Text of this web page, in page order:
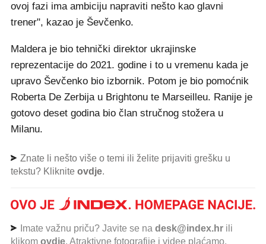
ovoj fazi ima ambiciju napraviti nešto kao glavni
trener", kazao je Ševčenko.
Maldera je bio tehnički direktor ukrajinske
reprezentacije do 2021. godine i to u vremenu kada je
upravo Ševčenko bio izbornik. Potom je bio pomoćnik
Roberta De Zerbija u Brightonu te Marseilleu. Ranije je
gotovo deset godina bio član stručnog stožera u
Milanu.
Znate li nešto više o temi ili želite prijaviti grešku u
tekstu? Kliknite ovdje.
Imate važnu priču? Javite se na desk@index.hr ili
klikom ovdje. Atraktivne fotografije i videe plaćamo.